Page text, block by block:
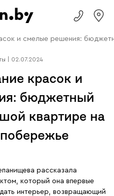
и смелые решения:
02.07.2024
красок и
бюджетный
квартире на
рассказала
который она впервые
интерьер, возвращающий